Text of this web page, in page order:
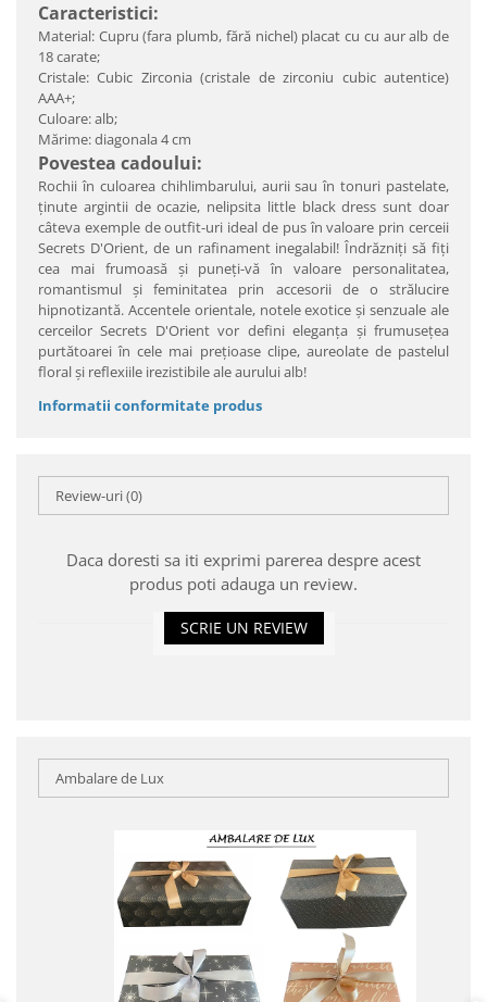
Caracteristici:
Material: Cupru (fara plumb, fără nichel) placat cu cu aur alb de
18 carate;
Cristale: Cubic Zirconia (cristale de zirconiu cubic autentice)
AAA+;
Culoare: alb;
Mărime: diagonala 4 cm
Povestea cadoului:
Rochii în culoarea chihlimbarului, aurii sau în tonuri pastelate,
ţinute argintii de ocazie, nelipsita little black dress sunt doar
câteva exemple de outfit-uri ideal de pus în valoare prin cerceii
Secrets D'Orient, de un rafinament inegalabil! Îndrăzniţi să fiţi
cea mai frumoasă şi puneţi-vă în valoare personalitatea,
romantismul şi feminitatea prin accesorii de o strălucire
hipnotizantă. Accentele orientale, notele exotice şi senzuale ale
cerceilor Secrets D'Orient vor defini eleganţa şi frumuseţea
purtătoarei în cele mai preţioase clipe, aureolate de pastelul
floral şi reflexiile irezistibile ale aurului alb!
Informatii conformitate produs
Review-uri(0)
Daca doresti sa iti exprimi parerea despre acest
produs poti adauga un review.
SCRIE UN REVIEW
Ambalare de Lux